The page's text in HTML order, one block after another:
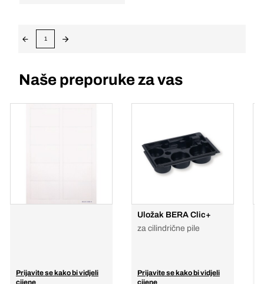
1
Naše preporuke za vas
Prijavite se kako bi vidjeli
cijene
Uložak BERA Clic+
za cilindrične pile
Prijavite se kako bi vidjeli
cijene